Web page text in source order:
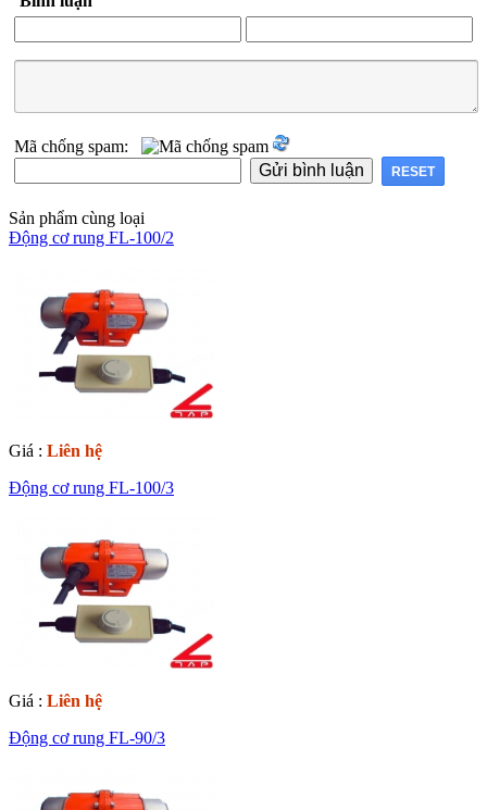
Mã chống spam:
Sản phẩm cùng loại
Động cơ rung FL-100/2
Giá : Liên hệ
Động cơ rung FL-100/3
Giá : Liên hệ
Động cơ rung FL-90/3